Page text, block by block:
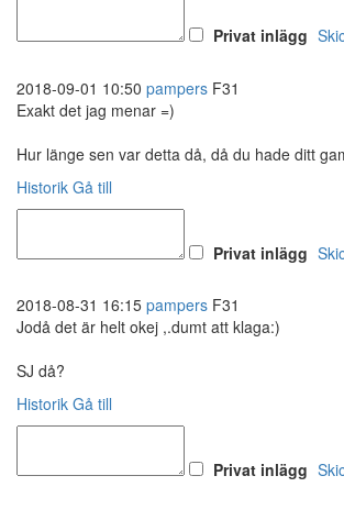
Privat inlägg
2018-09-01 10:50 pampers F31
Exakt det jag menar =)
Hur länge sen var detta då, då du hade ditt
Historik Gå till
Privat inlägg
2018-08-31 16:15 pampers F31
Jodå det är helt okej ,.dumt att klaga:)
SJ då?
Historik Gå till
Privat inlägg